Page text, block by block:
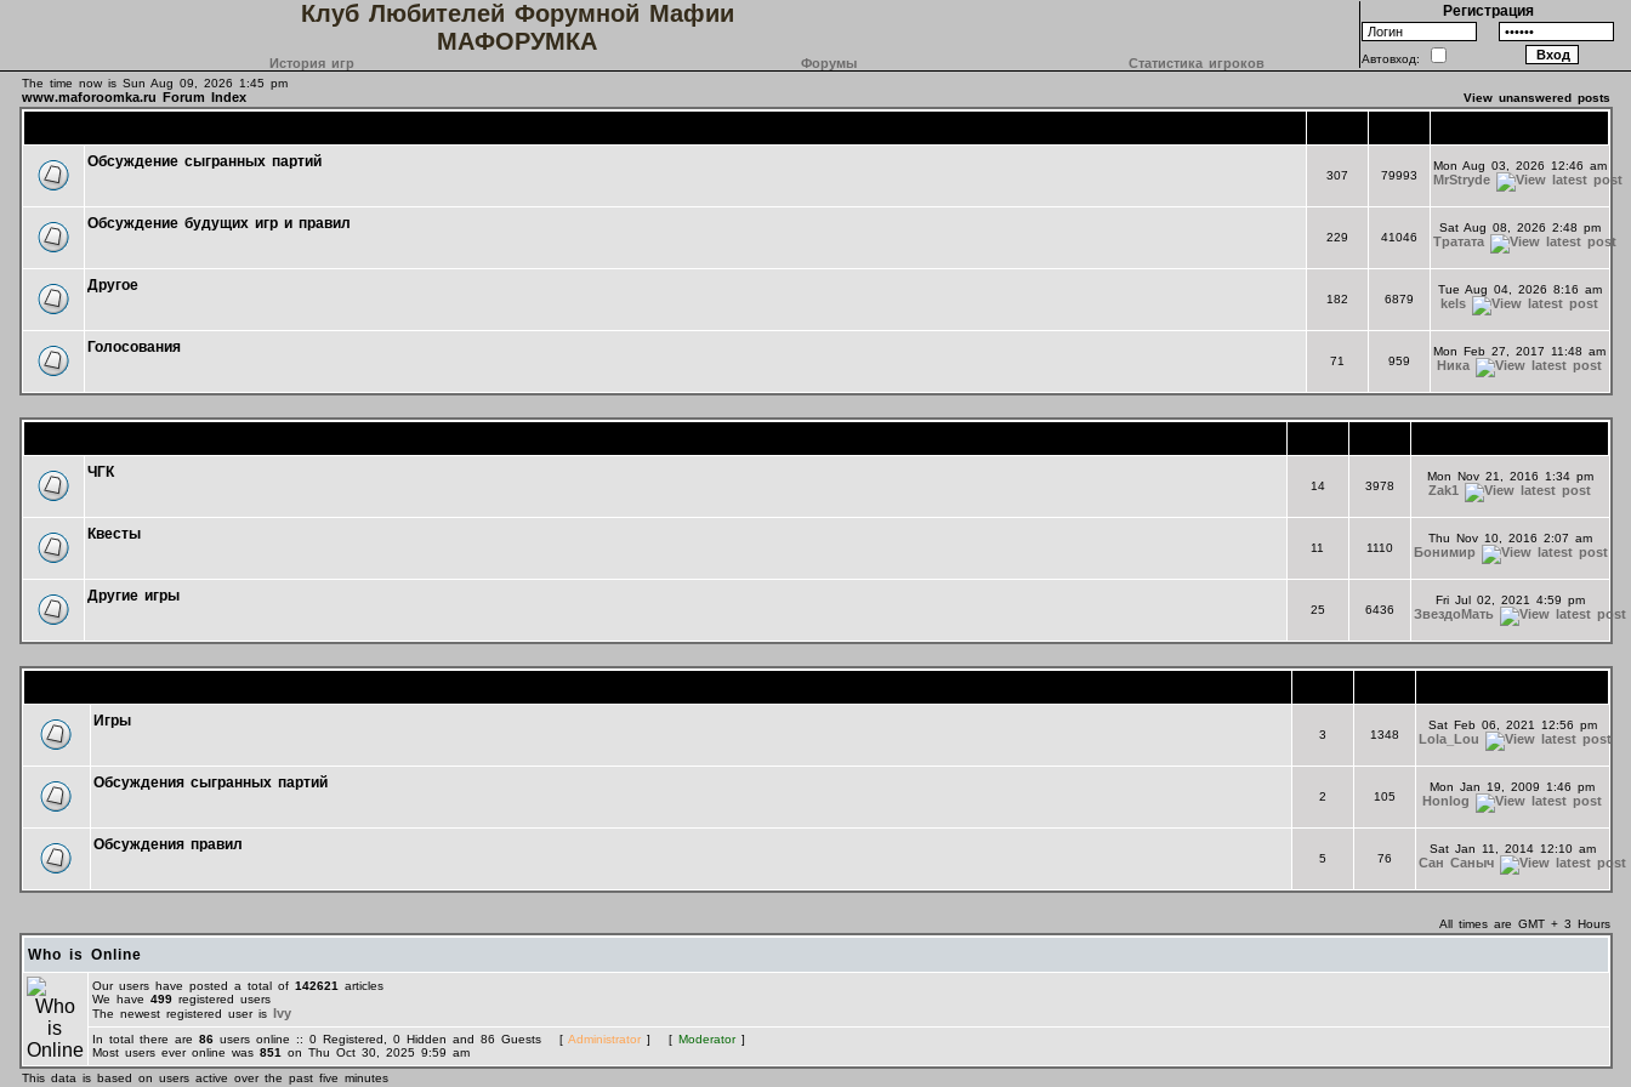
Клуб Любителей Форумной Мафии
МАФОРУМКА
История игр Форумы Статистика игроков
Регистрация
Автовход:
The time now is Sun Aug 09, 2026 1:45 pm
www.maforoomka.ru Forum Index View unanswered posts
Обсуждение сыгранных партий
307 79993
Mon Aug 03, 2026 12:46 am
MrStryde
Обсуждение будущих игр и правил
229 41046
Sat Aug 08, 2026 2:48 pm
Тратата
Другое
182 6879
Tue Aug 04, 2026 8:16 am
kels
Голосования
71 959
Mon Feb 27, 2017 11:48 am
Ника
ЧГК
14 3978
Mon Nov 21, 2016 1:34 pm
Zak1
Квесты
11 1110
Thu Nov 10, 2016 2:07 am
Бонимир
Другие игры
25 6436
Fri Jul 02, 2021 4:59 pm
ЗвездоМать
Игры
3 1348
Sat Feb 06, 2021 12:56 pm
Lola_Lou
Обсуждения сыгранных партий
2 105
Mon Jan 19, 2009 1:46 pm
Honlog
Обсуждения правил
5 76
Sat Jan 11, 2014 12:10 am
Сан Саныч
All times are GMT + 3 Hours
Who is Online
Our users have posted a total of 142621
articles
We have 499registered users
The newest registered user is Ivy
In total there are 86users online :: 0 Registered, 0 Hidden and 86 Guests [ Administrator] [ Moderator]
Most users ever online was 851
on Thu Oct 30, 2025 9:59 am
This data is based on users active over the past five minutes